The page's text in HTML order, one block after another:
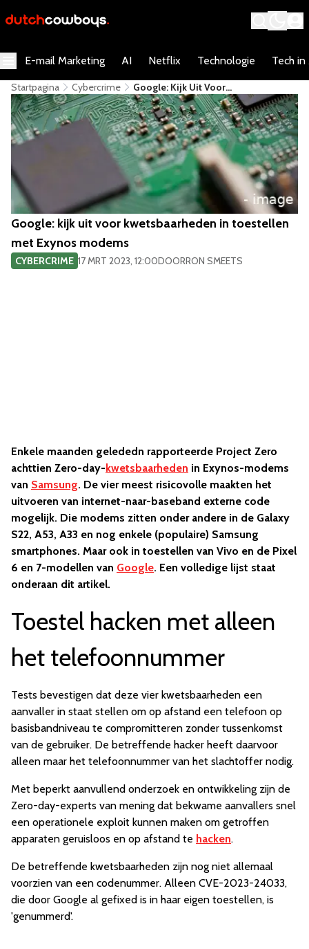
E-mail Marketing AI Netflix Technologie Tech in
Startpagina Cybercrime
Google: Kijk Uit Voor
Kwetsbaarheden In Toestellen Met
Exynos Modems
Google: kijk uit voor kwetsbaarheden in toestellen
met Exynos modems
CYBERCRIME 17 MRT 2023, 12:00DOORRON SMEETS
Enkele maanden gelededn rapporteerde Project Zero
achttien Zero-day- kwetsbaarheden in Exynos-modems
van Samsung. De vier meest risicovolle maakten het
uitvoeren van internet-naar-baseband externe code
mogelijk. Die modems zitten onder andere in de Galaxy
S22, A53, A33 en nog enkele (populaire) Samsung
smartphones. Maar ook in toestellen van Vivo en de Pixel
6 en 7-modellen van Google. Een volledige lijst staat
onderaan dit artikel.
Toestel hacken met alleen
het telefoonnummer
Tests bevestigen dat deze vier kwetsbaarheden een
aanvaller in staat stellen om op afstand een telefoon op
basisbandniveau te compromitteren zonder tussenkomst
van de gebruiker. De betreffende hacker heeft daarvoor
alleen maar het telefoonnummer van het slachtoffer nodig.
Met beperkt aanvullend onderzoek en ontwikkeling zijn de
Zero-day-experts van mening dat bekwame aanvallers snel
een operationele exploit kunnen maken om getroffen
apparaten geruisloos en op afstand te hacken.
De betreffende kwetsbaarheden zijn nog niet allemaal
voorzien van een codenummer. Alleen CVE-2023-24033,
die door Google al gefixed is in haar eigen toestellen, is
'genummerd'.